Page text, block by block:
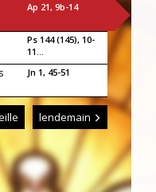
Ap 21, 9b-14
Ps 144 (145), 10-
11...
Jn 1, 45-51
lendemain